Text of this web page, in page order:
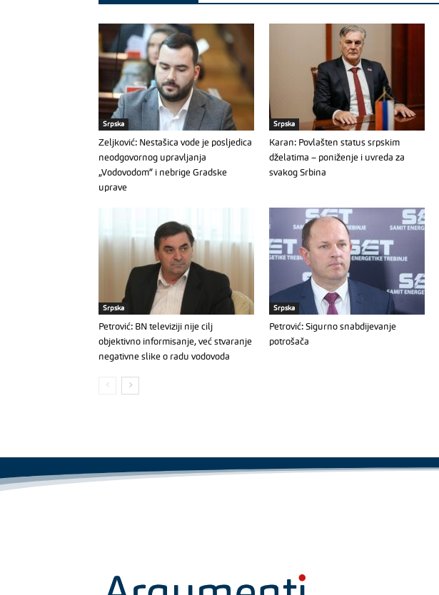
Srpska
Zeljković: Nestašica vode je posljedica
neodgovornog upravljanja
„Vodovodom“ i nebrige Gradske
uprave
Srpska
Karan: Povlašten status srpskim
dželatima – poniženje i uvreda za
svakog Srbina
Srpska
Petrović: BN televiziji nije cilj
objektivno informisanje, već stvaranje
negativne slike o radu vodovoda
Srpska
Petrović: Sigurno snabdijevanje
potrošača